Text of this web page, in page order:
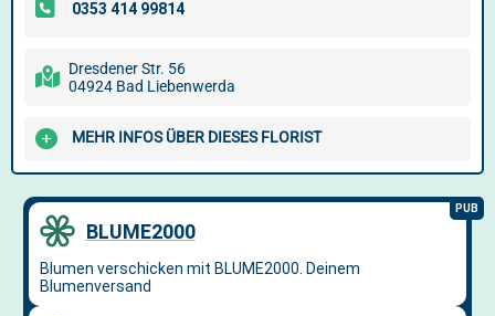
Dresdener Str. 56
04924 Bad Liebenwerda
MEHR INFOS ÜBER DIESES FLORIST